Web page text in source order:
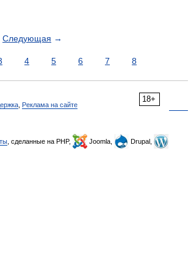
Следующая →
4 5 6 7 8
18+
Реклама на сайте
, сделанные на PHP, Joomla,
Drupal,